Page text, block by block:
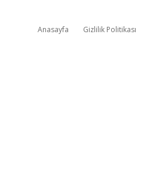
Anasayfa Gizlilik Politikası